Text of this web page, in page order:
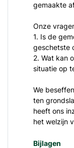
gemaakte
Onze
1. Is de
geschetste
2. Wat kan
situatie op
We
ten
heeft ons
het welzijn
Bijlagen